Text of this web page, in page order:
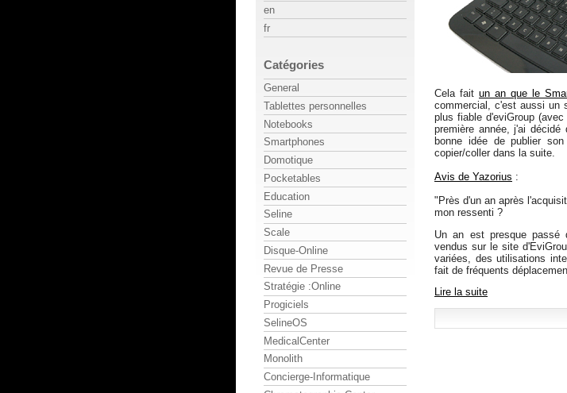
Cela fait un an que le
commercial, c'est aussi un
plus fiable d'eviGroup
première année, j'ai
bonne idée de publier
copier/coller dans la suite.
Avis de Yazorius :
"Près d'un an après
mon ressenti ?
Un an est presque passé
vendus sur le site
variées, des utilisations
fait de fréquents
Lire la suite
en
fr
Catégories
General
Tablettes personnelles
Notebooks
Smartphones
Domotique
Pocketables
Education
Seline
Scale
Disque-Online
Revue de Presse
Stratégie :Online
Progiciels
SelineOS
MedicalCenter
Monolith
Concierge-Informatique